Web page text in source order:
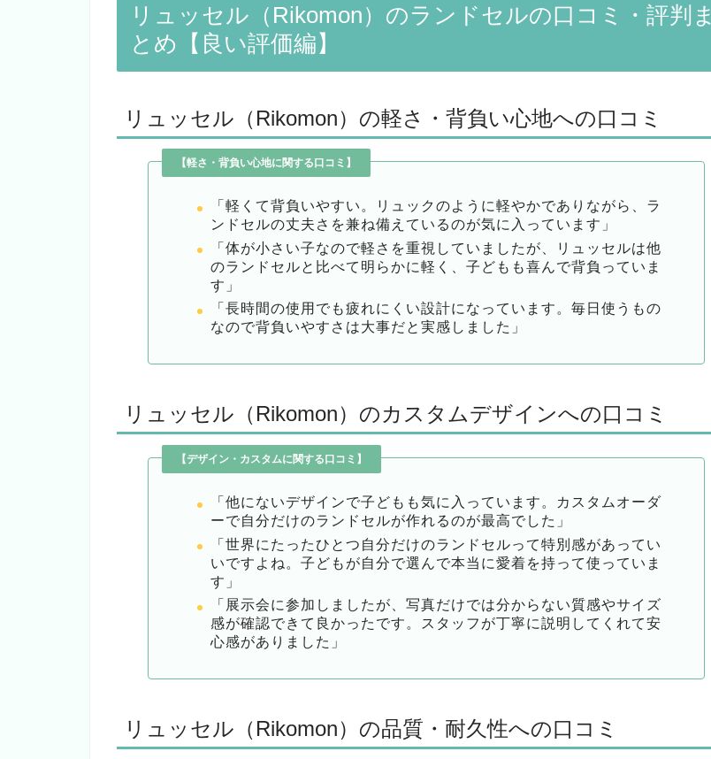
リュッセル（Rikomon）のランドセルの口コミ・評判ま
とめ【良い評価編】
リュッセル（Rikomon）の軽さ・背負い心地への口コミ
【軽さ・背負い心地に関する口コミ】
「軽くて背負いやすい。リュックのように軽やかでありながら、ラ
ンドセルの丈夫さを兼ね備えているのが気に入っています」
「体が小さい子なので軽さを重視していましたが、リュッセルは他
のランドセルと比べて明らかに軽く、子どもも喜んで背負っていま
す」
「長時間の使用でも疲れにくい設計になっています。毎日使うもの
なので背負いやすさは大事だと実感しました」
リュッセル（Rikomon）のカスタムデザインへの口コミ
【デザイン・カスタムに関する口コミ】
「他にないデザインで子どもも気に入っています。カスタムオーダ
ーで自分だけのランドセルが作れるのが最高でした」
「世界にたったひとつ自分だけのランドセルって特別感があってい
いですよね。子どもが自分で選んで本当に愛着を持って使っていま
す」
「展示会に参加しましたが、写真だけでは分からない質感やサイズ
感が確認できて良かったです。スタッフが丁寧に説明してくれて安
心感がありました」
リュッセル（Rikomon）の品質・耐久性への口コミ